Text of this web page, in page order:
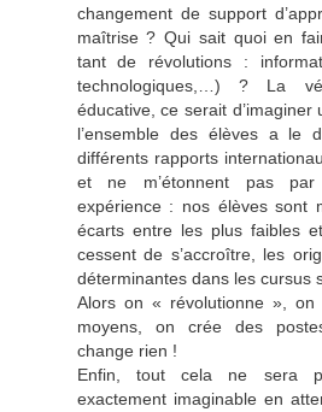
changement de support
maîtrise ? Qui sait quoi en
tant de révolutions :
technologiques,…) ? La
éducative, ce serait d’imaginer
l’ensemble des élèves a le
différents rapports
et ne m’étonnent pas
expérience : nos élèves sont
écarts entre les plus faibles
cessent de s’accroître, les
déterminantes dans les cursus
Alors on « révolutionne », on
moyens, on crée des
change rien !
Enfin, tout cela ne sera
exactement imaginable en